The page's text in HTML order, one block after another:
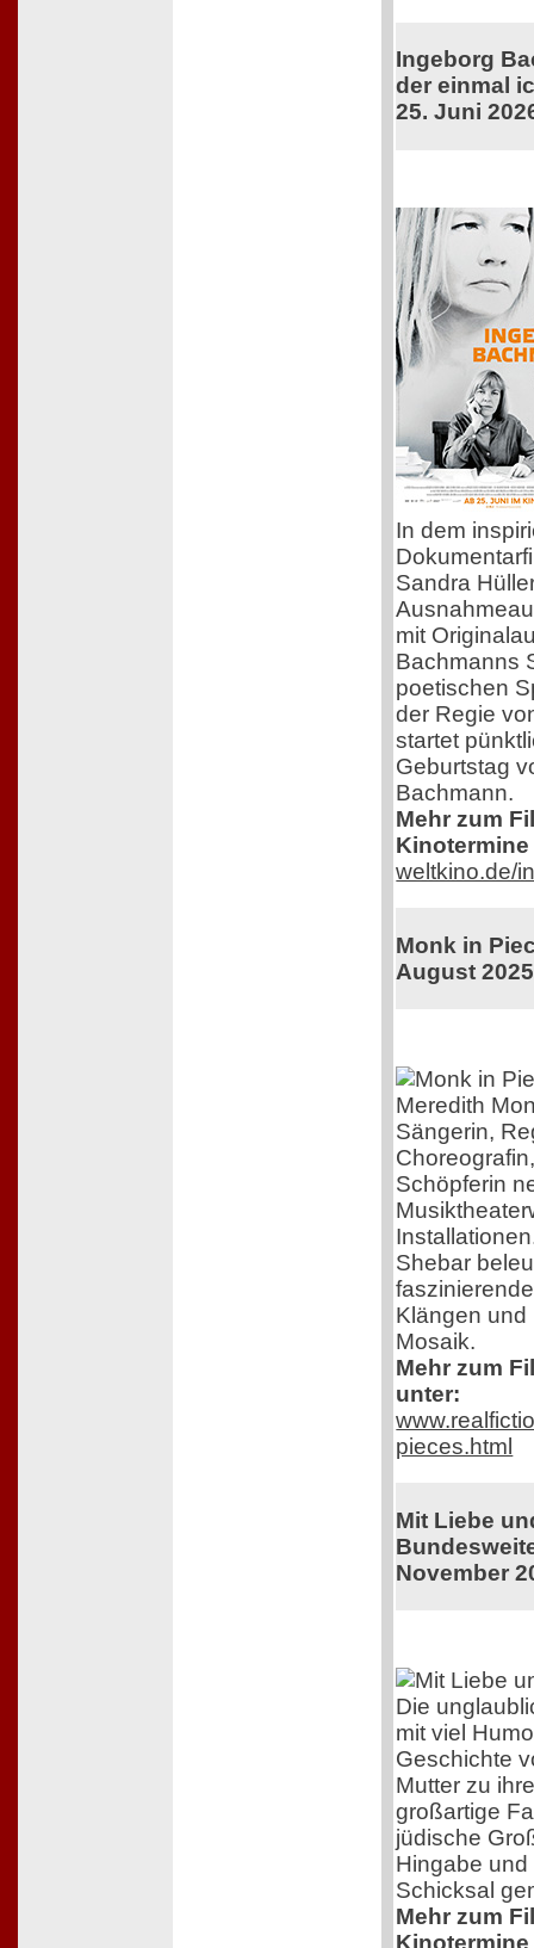
Ingeborg
der einmal
25. Juni
In dem
Sandra
mit
Bachmanns
poetischen
der Regie
startet
Geburtstag
Bachmann.
Mehr zum
weltkino.de/
Monk in
August 2025
Meredith
Sängerin,
Schöpferin
Shebar
Klängen und
Mosaik.
Mehr zum
unter:
pieces.html
Mit Liebe
November
Die
mit viel
Geschichte
Mutter zu
großartige
jüdische
Hingabe
Schicksal
Mehr zum